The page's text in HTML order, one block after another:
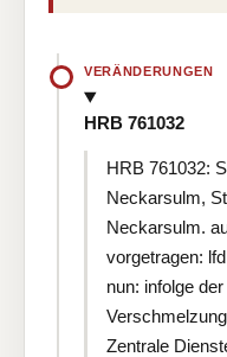
VERÄNDERUNGEN
HRB 761032
HRB 761032:
Neckarsulm,
Neckarsulm.
vorgetragen:
nun: infolge
Zentrale